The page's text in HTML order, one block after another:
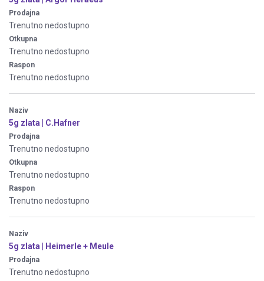
Prodajna
Trenutno nedostupno
Otkupna
Trenutno nedostupno
Raspon
Trenutno nedostupno
Naziv
5g zlata | C.Hafner
Prodajna
Trenutno nedostupno
Otkupna
Trenutno nedostupno
Raspon
Trenutno nedostupno
Naziv
5g zlata | Heimerle + Meule
Prodajna
Trenutno nedostupno